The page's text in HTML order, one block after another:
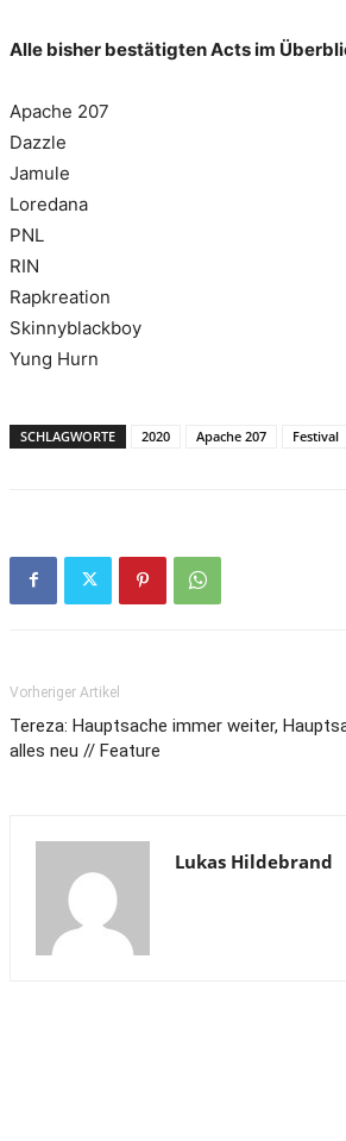
Alle bisher bestätigten Acts im
Apache 207
Dazzle
Jamule
Loredana
PNL
RIN
Rapkreation
Skinnyblackboy
Yung Hurn
SCHLAGWORTE 2020 Apache 207 Festival
Vorheriger Artikel
Tereza: Hauptsache immer weiter,
alles neu // Feature
Lukas Hildebrand